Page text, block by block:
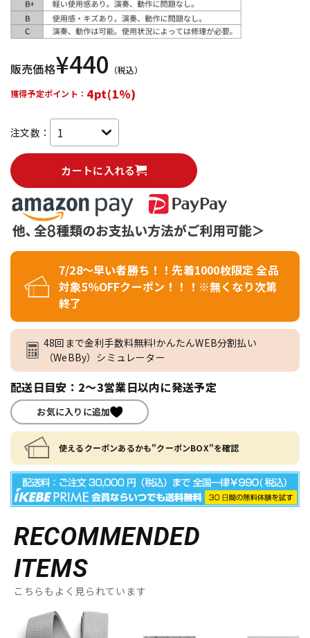
販売価格¥440 （税込）
獲得予定ポイント： 4pt(1%)
注文数：
カートに入れる
7/28～早い者勝ち！！先着1000枚限定 全品
対象5％OFFクーポン！！！※無くなり次第
終了
48回まで金利手数料無料!かんたんWEB分割払い
（WeBBy）シミュレーター
配送日目安：2～3営業日以内に発送予定
お気に入りに追加
使えるクーポンあるかも"クーポンBOX"を確認
RECOMMENDED
ITEMS
こちらもよく見られています